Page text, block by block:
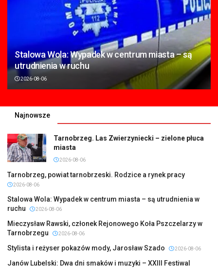
Stalowa Wola: Wypadek w centrum miasta – są
utrudnienia w ruchu
2026-08-06
Najnowsze
Tarnobrzeg. Las Zwierzyniecki – zielone płuca
miasta
2026-08-06
Tarnobrzeg, powiat tarnobrzeski. Rodzice a rynek pracy
2026-08-06
Stalowa Wola: Wypadek w centrum miasta – są utrudnienia w
ruchu
2026-08-06
Mieczysław Rawski, członek Rejonowego Koła Pszczelarzy w
Tarnobrzegu
2026-08-06
Stylista i reżyser pokazów mody, Jarosław Szado 2026-08-06
Janów Lubelski: Dwa dni smaków i muzyki – XXIII Festiwal